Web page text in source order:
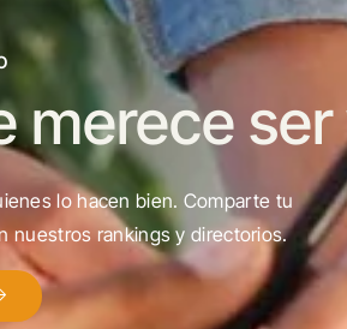
merece
lo hacen bien. Comparte tu
nuestros rankings y directorios.